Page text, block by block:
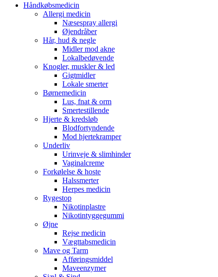
Håndkøbsmedicin
Allergi medicin
Næsespray allergi
Øjendråber
Hår, hud & negle
Midler mod akne
Lokalbedøvende
Knogler, muskler & led
Gigtmidler
Lokale smerter
Børnemedicin
Lus, fnat & orm
Smertestillende
Hjerte & kredsløb
Blodfortyndende
Mod hjertekramper
Underliv
Urinveje & slimhinder
Vaginalcreme
Forkølelse & hoste
Halssmerter
Herpes medicin
Rygestop
Nikotinplastre
Nikotintyggegummi
Øjne
Rejse medicin
Vægttabsmedicin
Mave og Tarm
Afføringsmiddel
Maveenzymer